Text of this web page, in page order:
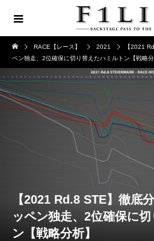
RACE【レース】 2021
【2021
ペン独走、2位確保に切り替えたハミルトン【戦略分
【2021 Rd.8 STE】徹底
ッペン独走、2位確保に
ン【戦略分析】